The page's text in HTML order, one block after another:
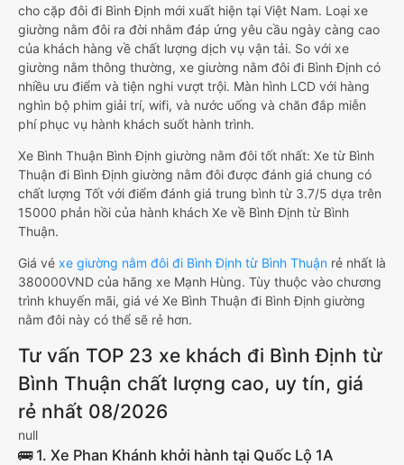
cho cặp đôi đi Bình Định mới xuất hiện tại Việt Nam. Loại xe
giường nằm đôi ra đời nhằm đáp ứng yêu cầu ngày càng cao
của khách hàng về chất lượng dịch vụ vận tải. So với xe
giường nằm thông thường, xe giường nằm đôi đi Bình Định có
nhiều ưu điểm và tiện nghi vượt trội. Màn hình LCD với hàng
nghìn bộ phim giải trí, wifi, và nước uống và chăn đắp miễn
phí phục vụ hành khách suốt hành trình.
Xe Bình Thuận Bình Định giường nằm đôi tốt nhất: Xe từ Bình
Thuận đi Bình Định giường nằm đôi được đánh giá chung có
chất lượng Tốt với điểm đánh giá trung bình từ 3.7/5 dựa trên
15000 phản hồi của hành khách Xe về Bình Định từ Bình
Thuận.
Giá vé xe giường nằm đôi đi Bình Định từ Bình Thuận rẻ nhất là
380000VND của hãng xe Mạnh Hùng. Tùy thuộc vào chương
trình khuyến mãi, giá vé Xe Bình Thuận đi Bình Định giường
nằm đôi này có thể sẽ rẻ hơn.
Tư vấn TOP 23 xe khách đi Bình Định từ
Bình Thuận chất lượng cao, uy tín, giá
rẻ nhất 08/2026
null
🚌 1. Xe Phan Khánh khởi hành tại Quốc Lộ 1A